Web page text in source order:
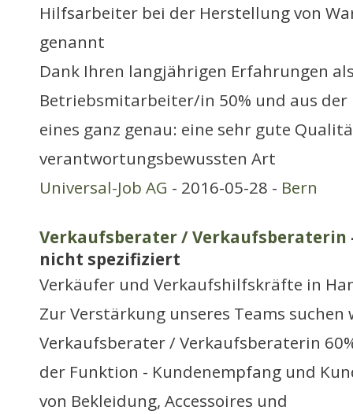
Hilfsarbeiter bei der Herstellung von
genannt
Dank Ihren langjährigen Erfahrungen
Betriebsmitarbeiter/in 50% und aus der
eines ganz genau: eine sehr gute
verantwortungsbewussten Art
Universal-Job AG - 2016-05-28 - Bern
Verkaufsberater / Verkaufsberaterin
nicht spezifiziert
Verkäufer und Verkaufshilfskräfte in
Zur Verstärkung unseres Teams
Verkaufsberater / Verkaufsberaterin
der Funktion - Kundenempfang und
von Bekleidung, Accessoires und